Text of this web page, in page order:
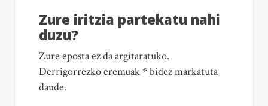
Zure iritzia partekatu nahi
duzu?
Zure eposta ez da argitaratuko.
Derrigorrezko eremuak * bidez markatuta
daude.